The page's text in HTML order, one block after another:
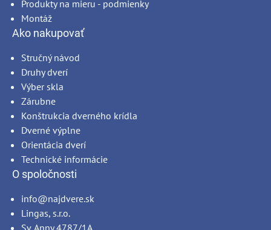
Produkty na mieru - podmienky
Montáž
Ako nakupovať
Stručný návod
Druhy dverí
Výber skla
Zárubne
Konštrukcia dverného krídla
Dverné výplne
Orientácia dverí
Technické informácie
O spoločnosti
info@najdvere.sk
Lingas, s.r.o.